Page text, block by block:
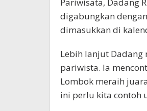
digabungkan
dimasukkan di
Lebih lanjut Dadang
pariwista. Ia
Lombok meraih
ini perlu kita contoh